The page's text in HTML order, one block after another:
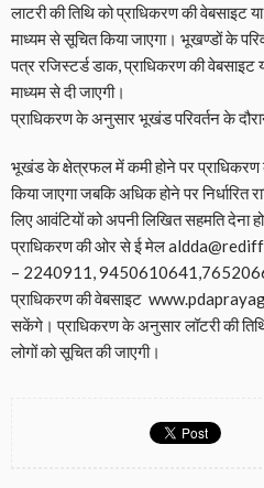
लाटरी की तिथि को प्राधिकरण की वेबसाइट
माध्यम से सूचित किया जाएगा। भूखण्डों के
पत्र रजिस्टर्ड डाक, प्राधिकरण की
माध्यम से दी जाएगी।
प्राधिकरण के अनुसार भूखंड परिवर्तन के
भूखंड के क्षेत्रफल में कमी होने पर
किया जाएगा जबकि अधिक होने पर
लिए आवंटियों को अपनी लिखित सहमति देना
प्राधिकरण की ओर से ई मेल
– 2240911,
प्राधिकरण की वेबसाइट
सकेंगे। प्राधिकरण के अनुसार लॉटरी की
लोगों को सूचित की जाएगी।